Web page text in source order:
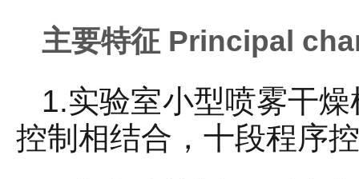
主要特征 Principal
1.实验室小型喷雾干
控制相结合，十段程序